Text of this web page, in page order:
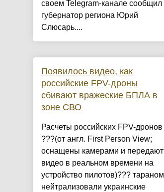
своем Telegram-канале сообщил
губернатор региона Юрий
Слюсарь....
Появилось видео, как
российские FPV-дроны
сбивают вражеские БПЛА в
зоне СВО
Расчеты российских FPV-дронов
???(от англ. First Person View;
оснащены камерами и передают
видео в реальном времени на
устройство пилотов)??? тараном
нейтрализовали украинские